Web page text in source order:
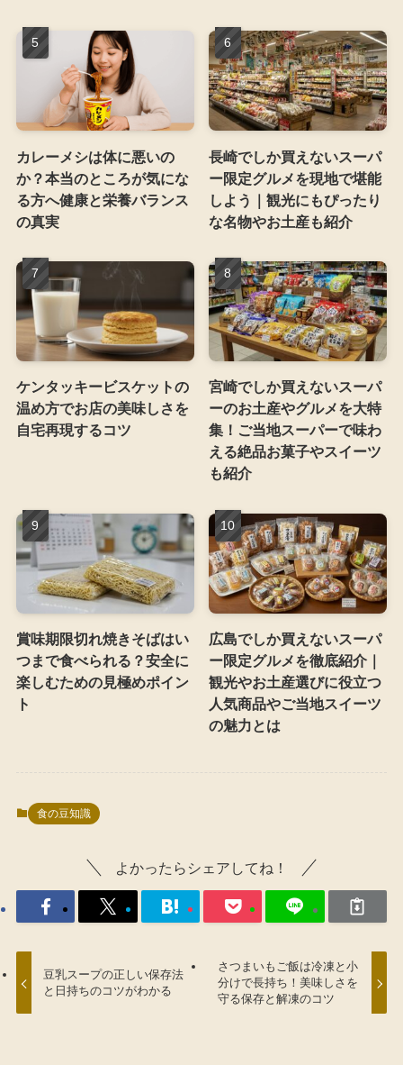
カレーメシは体に悪いの
か？本当のところが気にな
る方へ健康と栄養バランス
の真実
長崎でしか買えないスーパ
ー限定グルメを現地で堪能
しよう｜観光にもぴったり
な名物やお土産も紹介
ケンタッキービスケットの
温め方でお店の美味しさを
自宅再現するコツ
宮崎でしか買えないスーパ
ーのお土産やグルメを大特
集！ご当地スーパーで味わ
える絶品お菓子やスイーツ
も紹介
賞味期限切れ焼きそばはい
つまで食べられる？安全に
楽しむための見極めポイン
ト
広島でしか買えないスーパ
ー限定グルメを徹底紹介｜
観光やお土産選びに役立つ
人気商品やご当地スイーツ
の魅力とは
食の豆知識
よかったらシェアしてね！
豆乳スープの正しい保存法
と日持ちのコツがわかる
さつまいもご飯は冷凍と小
分けで長持ち！美味しさを
守る保存と解凍のコツ